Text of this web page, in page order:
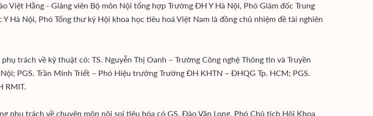
Việt Hằng - Giảng viên Bộ môn Nội tổng hợp Trường ĐH Y Hà Nội, Phó Giám đốc Trung
Hà Nội, Phó Tổng thư ký Hội khoa học tiêu hoá Việt Nam là đồng chủ nhiệm đề tài nghiên
trách về kỹ thuật có: TS. Nguyễn Thị Oanh – Trường Công nghệ Thông tin và Truyền
PGS. Trần Minh Triết – Phó Hiệu trưởng Trường ĐH KHTN – ĐHQG Tp. HCM; PGS.
RMIT.
phụ trách về chuyên môn nội soi tiêu hóa có GS. Đào Văn Long, Phó Chủ tịch Hội Khoa